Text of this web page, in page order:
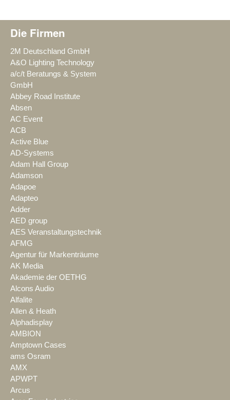
Die Firmen
2M Deutschland GmbH
A&O Lighting Technology
a/c/t Beratungs & System
GmbH
Abbey Road Institute
Absen
AC Event
ACB
Active Blue
AD-Systems
Adam Hall Group
Adamson
Adapoe
Adapteo
Adder
AED group
AES Veranstaltungstechnik
AFMG
Agentur für Markenträume
AK Media
Akademie der OETHG
Alcons Audio
Alfalite
Allen & Heath
Alphadisplay
AMBION
Amptown Cases
ams Osram
AMX
APWPT
Arcus